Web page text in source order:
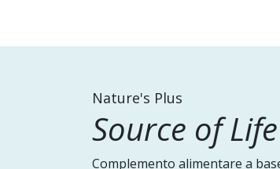
Nature's Plus
Source of Life
Complemento alimentare a